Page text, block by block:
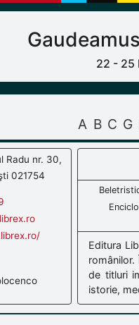
22 - 25
A B C G
Radu nr. 30,
021754
Editura
de titluri
istorie,